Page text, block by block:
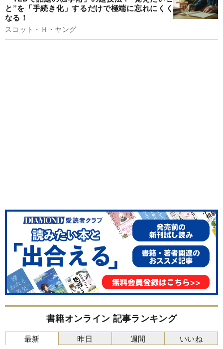
と”を「手続き化」するだけで極端に忘れにくく
なる！
スコット・Ｈ・ヤング
書籍オンライン 記事ランキング
最新 昨日 週間 いいね